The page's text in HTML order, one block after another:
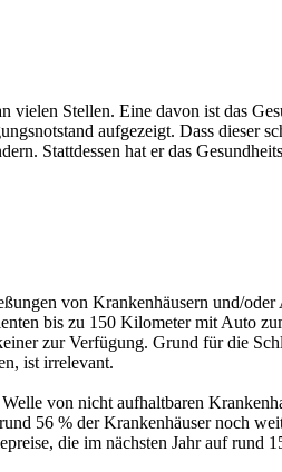
vielen Stellen. Eine davon ist das
aufgezeigt. Dass
Stattdessen hat er das
von Krankenhäusern und/
bis zu 150 Kilometer mit Auto
zur Verfügung. Grund für die
ist irrelevant.
von nicht aufhaltbaren
56 % der Krankenhäuser noch
die im nächsten Jahr auf rund